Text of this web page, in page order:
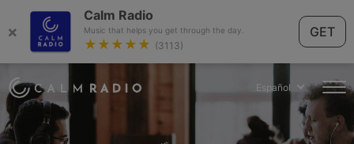
×
Calm Radio
Music that helps you get through the day.
★★★★★ (3113)
GET
Español